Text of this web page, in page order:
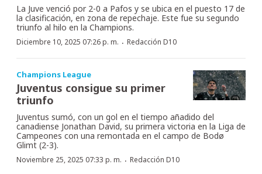
La Juve venció por 2-0 a Pafos y se ubica en el puesto 17 de
la clasificación, en zona de repechaje. Este fue su segundo
triunfo al hilo en la Champions.
Diciembre 10, 2025 07:26 p. m. · Redacción D10
Champions League
Juventus consigue su primer
triunfo
Juventus sumó, con un gol en el tiempo añadido del
canadiense Jonathan David, su primera victoria en la Liga de
Campeones con una remontada en el campo de Bodø
Glimt (2-3).
Noviembre 25, 2025 07:33 p. m. · Redacción D10